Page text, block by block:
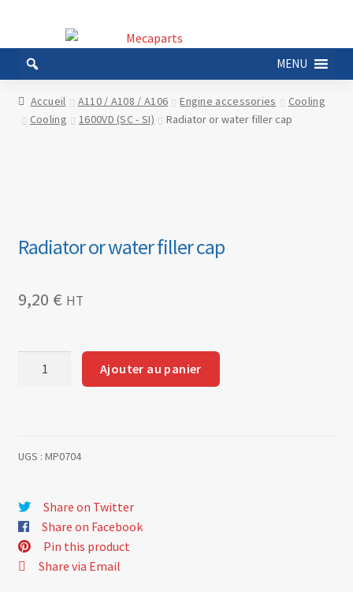
la
navigation
au
contenu
MENU
Accueil A110 / A108 / A106 Engine accessories
Cooling
Cooling
1600VD (SC - SI) Radiator or water filler cap
Radiator or water filler cap
9,20 € HT
filler
Ajouter au panier
UGS : MP0704
Share on Twitter
Share on Facebook
Pin this product
Share via Email